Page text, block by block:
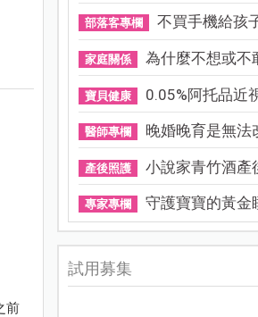
前
部落客專欄 不買手機給孩子
家庭關係 為什麼不想或不
寶貝健康 0.05%阿托品近視
醫師專欄 晚婚晚育是無法
產後照護 小說家青竹酒產
專家專欄 守護寶寶的黃金
試用募集